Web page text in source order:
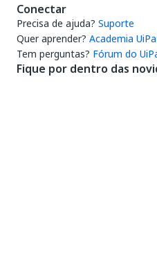
Conectar
Precisa de ajuda? Suporte
Quer aprender? Academia
Tem perguntas? Fórum do
Fique por dentro das